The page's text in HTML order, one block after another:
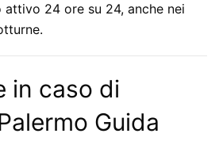
attivo 24 ore su 24, anche nei
in caso di
Guida